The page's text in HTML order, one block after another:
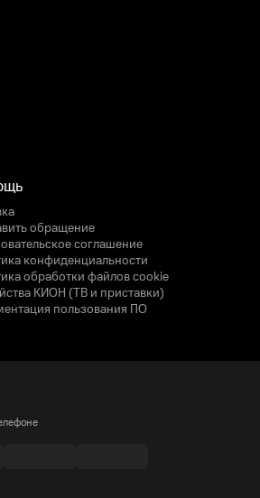
обращение
соглашение
конфиденциальности
обработки файлов cookie
КИОН (ТВ и приставки)
пользования ПО